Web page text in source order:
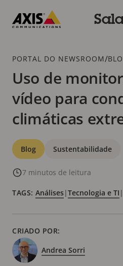
para
conteúdo
Breadcrumb
PORTAL DO NEWSROOM/
Uso de
vídeo para
climáticas
Categorias
Blog Sustentabilidade
7 minutos de leitura
TAGS: Análises|Tecnologia e TI |
CRIADO POR:
Andrea Sorri